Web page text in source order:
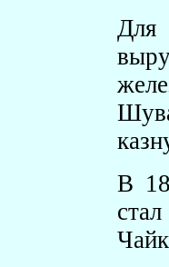
Для
В